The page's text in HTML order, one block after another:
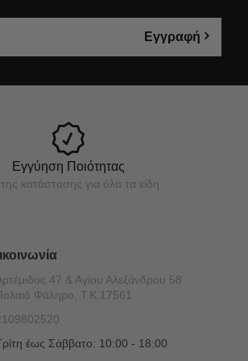
Εγγραφή
Εγγύηση Ποιότητας
κατάστασης για όλα τα είδη
47 & Αγίου Αλεξάνδρου 58
Φάληρο, Τ.Κ.17561
έως Σάββατο: 10:00 - 18:00